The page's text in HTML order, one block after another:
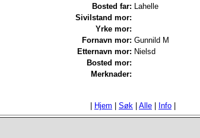
Bosted far: Lahelle
Sivilstand mor:
Yrke mor:
Fornavn mor: Gunnild M
Etternavn mor: Nielsd
Bosted mor:
Merknader:
Hjem Søk Alle Info